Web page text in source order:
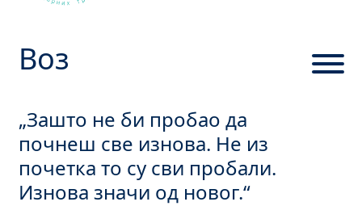
Воз
„Зашто не би пробао да
почнеш све изнова. Не из
почетка то су сви пробали.
Изнова значи од новог.“